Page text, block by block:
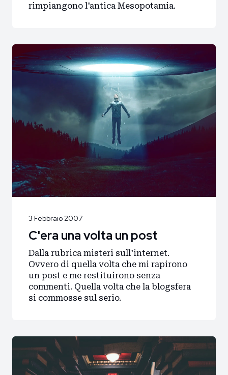
rimpiangono l'antica Mesopotamia.
3 Febbraio 2007
C'era una volta un post
Dalla rubrica misteri sull'internet.
Ovvero di quella volta che mi rapirono
un post e me restituirono senza
commenti. Quella volta che la blogsfera
si commosse sul serio.